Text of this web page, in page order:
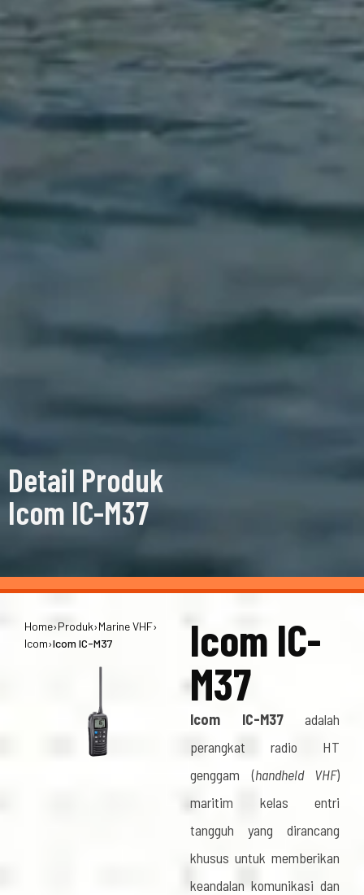
Detail Produk
Icom IC-M37
Home›Produk›Marine VHF›
Icom›Icom IC-M37
Icom IC-
M37
Icom IC-M37adalah
perangkat radio HT
genggam (handheld VHF)
maritim kelas entri
tangguh yang dirancang
khusus untuk memberikan
keandalan komunikasi dan